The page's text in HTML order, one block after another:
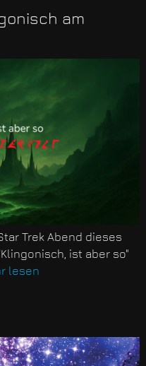
am
Trek Abend dieses
ist aber so"
lesen